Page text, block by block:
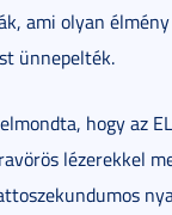
ami olyan
ünnepelték.
hogy az
lézerekkel